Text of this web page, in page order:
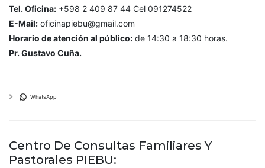
Tel. Oficina: +598 2 409 87 44 Cel 091274522
E-Mail: oficinapiebu@gmail.com
Horario de atención al público: de 14:30 a 18:30 horas.
Pr. Gustavo Cuña.
WhatsApp
Centro De Consultas Familiares Y
Pastorales PIEBU: